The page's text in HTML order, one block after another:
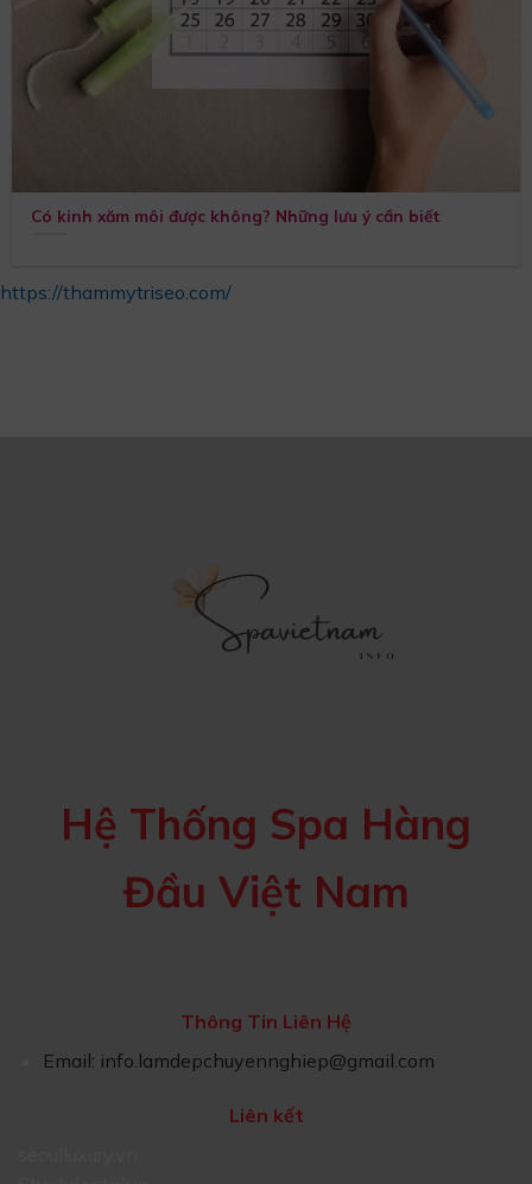
Có kinh xăm môi được không? Những lưu ý cần biết
https://thammytriseo.com/
Hệ Thống Spa Hàng
Đầu Việt Nam
Thông Tin Liên Hệ
Email: info.lamdepchuyennghiep@gmail.com
Liên kết